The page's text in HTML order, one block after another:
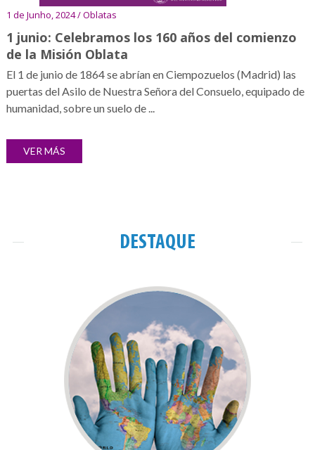
1 de Junho, 2024 / Oblatas
1 junio: Celebramos los 160 años del comienzo
de la Misión Oblata
El 1 de junio de 1864 se abrían en Ciempozuelos (Madrid) las
puertas del Asilo de Nuestra Señora del Consuelo, equipado de
humanidad, sobre un suelo de ...
VER MÁS
DESTAQUE